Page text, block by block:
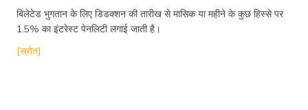
बिलेटेड भुगतान के लिए डिडक्शन की तारीख से मासिक या महीने के कुछ हिस्से पर
1.5% का इंटरेस्ट पेनलिटी लगाई जाती है।
[स्रोत]